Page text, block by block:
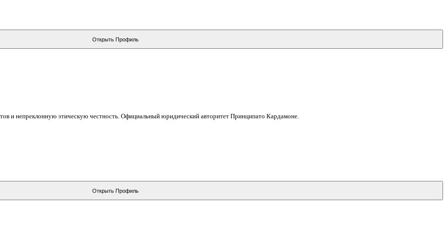
Открыть Профиль
и непреклонную этическую честность. Официальный юридический авторитет Принципато Кардамоне.
Открыть Профиль